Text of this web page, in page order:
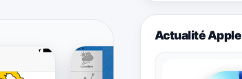
Actualité Apple